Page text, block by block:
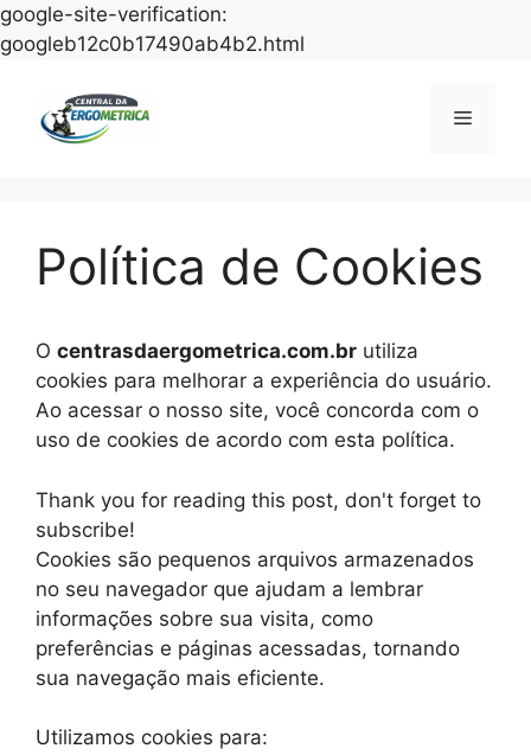
google-site-verification:
googleb12c0b17490ab4b2.html
Menu
Política de Cookies
O centrasdaergometrica.com.br utiliza
cookies para melhorar a experiência do usuário.
Ao acessar o nosso site, você concorda com o
uso de cookies de acordo com esta política.
Thank you for reading this post, don't forget to
subscribe!
Cookies são pequenos arquivos armazenados
no seu navegador que ajudam a lembrar
informações sobre sua visita, como
preferências e páginas acessadas, tornando
sua navegação mais eficiente.
Utilizamos cookies para: